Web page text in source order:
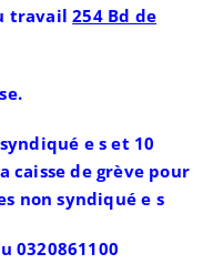
travail254 Bd de
e s et 10
caisse de grève pour
non syndiqué e s
0320861100